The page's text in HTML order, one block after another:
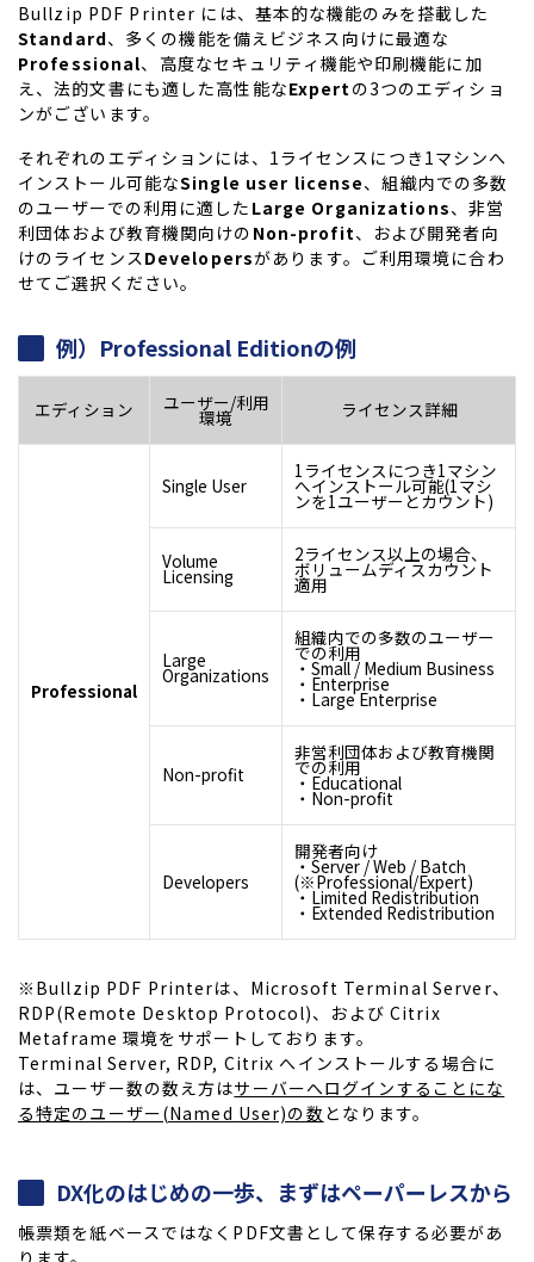
Bullzip PDF Printer には、基本的な機能のみを搭載した
Standard、多くの機能を備えビジネス向けに最適な
Professional、高度なセキュリティ機能や印刷機能に加
え、法的文書にも適した高性能なExpertの3つのエディショ
ンがございます。
それぞれのエディションには、1ライセンスにつき1マシンへ
インストール可能なSingle user license、組織内での多数
のユーザーでの利用に適した Large Organizations、非営
利団体および教育機関向けの Non-profit、および開発者向
けのライセンスDevelopersがあります。ご利用環境に合わ
せてご選択ください。
例）Professional Editionの例
エディション ユーザー/利用
環境 ライセンス詳細
Professional
Single User
1ライセンスにつき1マシン
へインストール可能(1マシ
ンを1ユーザーとカウント)
Volume
Licensing
2ライセンス以上の場合、
ボリュームディスカウント
適用
Large
Organizations
組織内での多数のユーザー
での利用
・Small / Medium Business
・Enterprise
・Large Enterprise
Non-profit
非営利団体および教育機関
での利用
・Educational
・Non-profit
Developers
開発者向け
・Server / Web / Batch
(※Professional/Expert)
・Limited Redistribution
・Extended Redistribution
※Bullzip PDF Printerは、Microsoft Terminal Server、
RDP(Remote Desktop Protocol)、および Citrix
Metaframe 環境をサポートしております。
Terminal Server, RDP, Citrix へインストールする場合に
は、ユーザー数の数え方はサーバーへログインすることにな
る特定のユーザー(Named User)の数 となります。
DX化のはじめの一歩、まずはペーパーレスから
帳票類を紙ベースではなくPDF文書として保存する必要があ